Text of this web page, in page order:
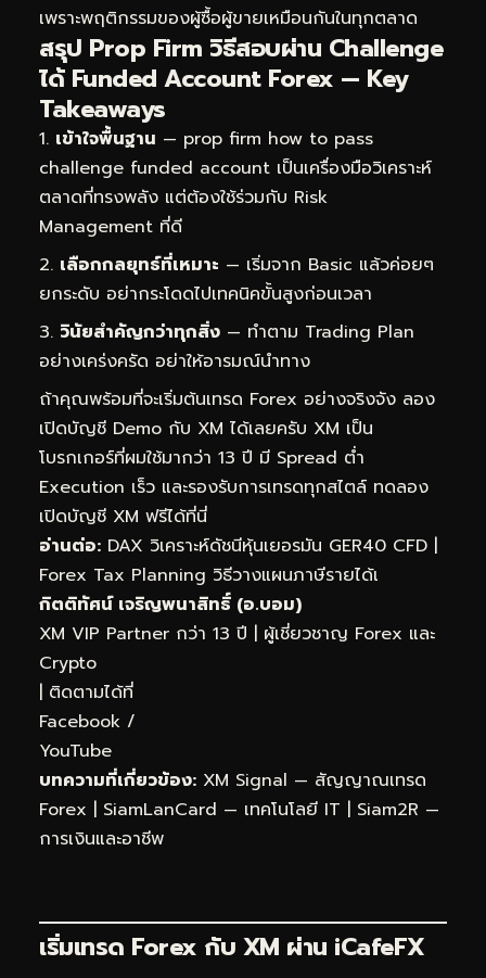
เพราะพฤติกรรมของผู้ซื้อผู้ขายเหมือนกันในทุกตลาด
สรุป Prop Firm วิธีสอบผ่าน Challenge
ได้ Funded Account Forex — Key
Takeaways
เข้าใจพื้นฐาน — prop firm how to pass
challenge funded account เป็นเครื่องมือวิเคราะห์
ตลาดที่ทรงพลัง แต่ต้องใช้ร่วมกับ Risk
Management ที่ดี
เลือกกลยุทธ์ที่เหมาะ — เริ่มจาก Basic แล้วค่อยๆ
ยกระดับ อย่ากระโดดไปเทคนิคขั้นสูงก่อนเวลา
วินัยสำคัญกว่าทุกสิ่ง — ทำตาม Trading Plan
อย่างเคร่งครัด อย่าให้อารมณ์นำทาง
ถ้าคุณพร้อมที่จะเริ่มต้นเทรด Forex อย่างจริงจัง ลอง
เปิดบัญชี Demo กับ XM ได้เลยครับ XM เป็น
โบรกเกอร์ที่ผมใช้มากว่า 13 ปี มี Spread ต่ำ
Execution เร็ว และรองรับการเทรดทุกสไตล์ ทดลอง
เปิดบัญชี XM ฟรีได้ที่นี่
อ่านต่อ: DAX วิเคราะห์ดัชนีหุ้นเยอรมัน GER40 CFD |
Forex Tax Planning วิธีวางแผนภาษีรายได้เ
กิตติทัศน์ เจริญพนาสิทธิ์ (อ.บอม)
XM VIP Partner กว่า 13 ปี | ผู้เชี่ยวชาญ Forex และ
Crypto
| ติดตามได้ที่
Facebook /
YouTube
บทความที่เกี่ยวข้อง: XM Signal — สัญญาณเทรด
Forex | SiamLanCard — เทคโนโลยี IT | Siam2R —
การเงินและอาชีพ
เริ่มเทรด Forex กับ XM ผ่าน iCafeFX